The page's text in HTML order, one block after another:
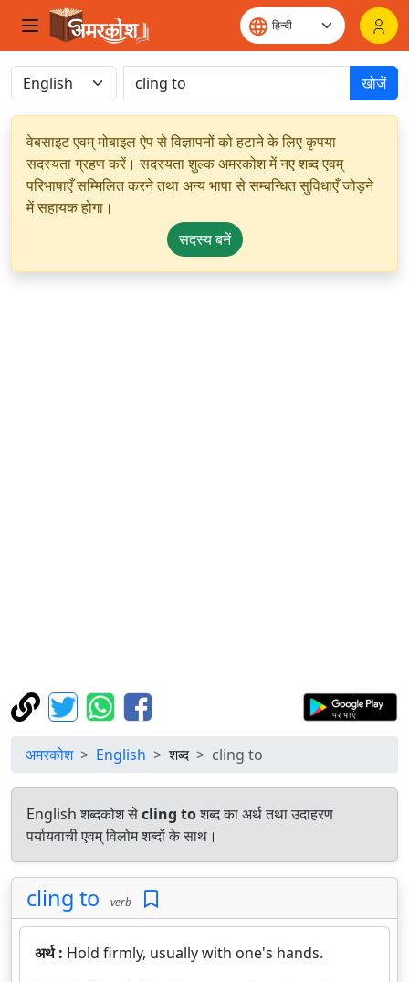
खोजें
वेबसाइट एवम् मोबाइल ऐप से विज्ञापनों को हटाने के लिए कृपया
सदस्यता ग्रहण करें। सदस्यता शुल्क अमरकोश में नए शब्द एवम्
परिभाषाएँ सम्मिलित करने तथा अन्य भाषा से सम्बन्धित सुविधाएँ जोड़ने
में सहायक होगा।
सदस्य बनें
अमरकोश English शब्द cling to
English शब्दकोश सेcling toशब्द का अर्थ तथा उदाहरण
पर्यायवाची एवम् विलोम शब्दों के साथ।
cling to verb
अर्थ : Hold firmly, usually with one's hands.